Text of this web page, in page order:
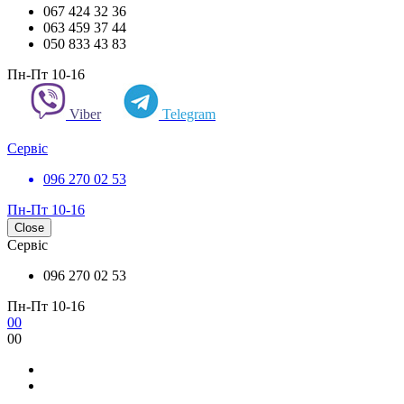
067 424 32 36
063 459 37 44
050 833 43 83
Пн-Пт 10-16
Viber Telegram
Сервіс
096 270 02 53
Пн-Пт 10-16
Close
Сервіс
096 270 02 53
Пн-Пт 10-16
00
00